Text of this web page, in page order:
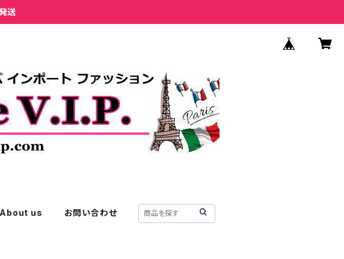
送
About us お問い合わせ